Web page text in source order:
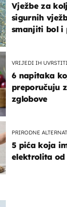
Vježbe za
sigurnih
smanjiti bol i
VRIJEDI IH
6 napitaka
preporučuju
zglobove
PRIRODNE
5 pića koja
elektrolita od